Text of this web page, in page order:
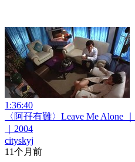
1:36:40
〈阿孖有難〉Leave Me Alone
｜2004
cityskyj
11个月前